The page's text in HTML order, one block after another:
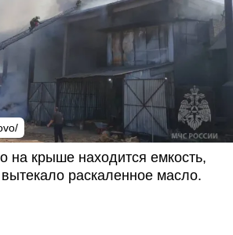
на крыше находится емкость,
вытекало раскаленное масло.